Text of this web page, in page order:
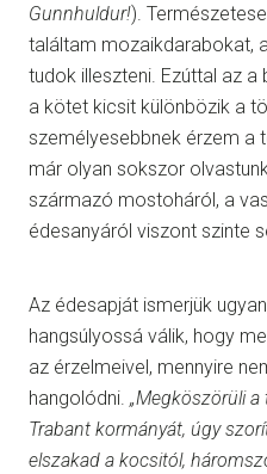
Gunnhuldur!).
találtam mozaikdarabokat,
tudok illeszteni. Ezúttal az
a kötet kicsit különbözik a
személyesebbnek érzem a
már olyan sokszor
származó mostoháról, a
édesanyáról viszont szinte
Az édesapját ismerjük
hangsúlyossá válik, hogy
az érzelmeivel, mennyire
hangolódni. „Megköszörüli
Trabant kormányát, úgy
elszakad a kocsitól,